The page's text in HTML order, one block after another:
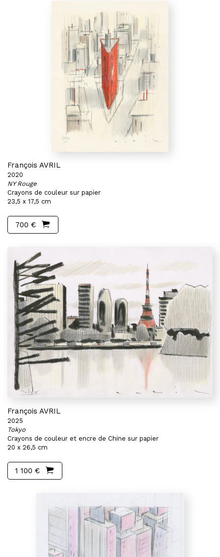
François AVRIL
2020
NY Rouge
Crayons de couleur sur papier
23,5 x 17,5 cm
700 €
François AVRIL
2025
Tokyo
Crayons de couleur et encre de Chine sur papier
20 x 26,5 cm
1 100 €